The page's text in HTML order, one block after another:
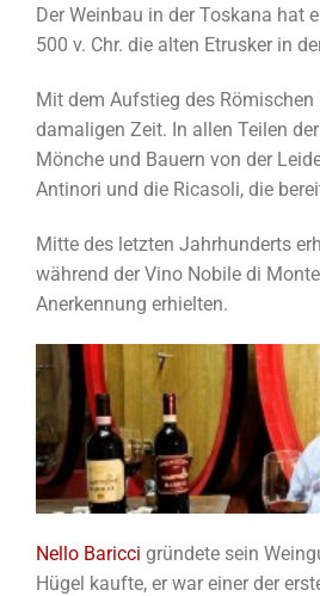
Der Weinbau in der Toskana hat
500 v. Chr. die alten Etrusker in
Mit dem Aufstieg des
damaligen Zeit. In allen Teilen
Mönche und Bauern von der
Antinori und die Ricasoli, die
Mitte des letzten Jahrhunderts
während der Vino Nobile di
Anerkennung erhielten.
Nello Baricci gründete sein
Hügel kaufte, er war einer der